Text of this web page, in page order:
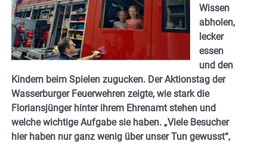
Wissen
abholen,
lecker
essen
und den
Kindern beim Spielen zugucken. Der Aktionstag der
Wasserburger Feuerwehren zeigte, wie stark die
Floriansjünger hinter ihrem Ehrenamt stehen und
welche wichtige Aufgabe sie haben. „Viele Besucher
hier haben nur ganz wenig über unser Tun gewusst“,